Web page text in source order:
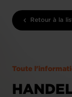
Retour à la
Toute